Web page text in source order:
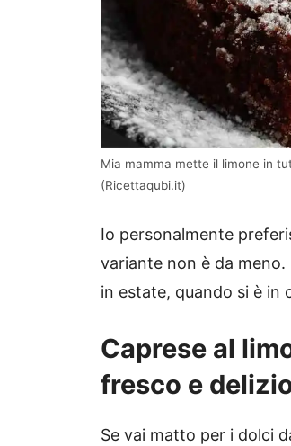
Mia mamma mette il limone in
(Ricettaqubi.it)
Io personalmente
variante non è da
in estate, quando si è in
Caprese al
fresco e
Se vai matto per i dolci